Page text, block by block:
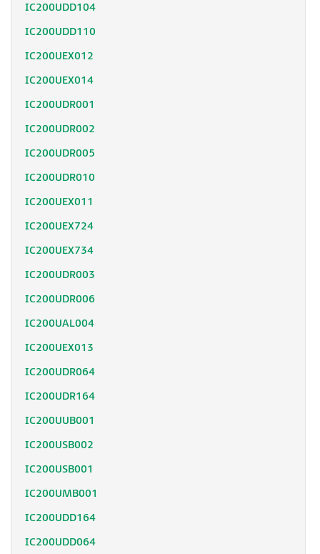
IC200UDD104
IC200UDD110
IC200UEX012
IC200UEX014
IC200UDR001
IC200UDR002
IC200UDR005
IC200UDR010
IC200UEX011
IC200UEX724
IC200UEX734
IC200UDR003
IC200UDR006
IC200UAL004
IC200UEX013
IC200UDR064
IC200UDR164
IC200UUB001
IC200USB002
IC200USB001
IC200UMB001
IC200UDD164
IC200UDD064